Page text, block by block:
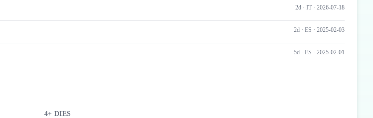
2d · IT · 2026-07-18
2d · ES · 2025-02-03
5d · ES · 2025-02-01
4+ DIES